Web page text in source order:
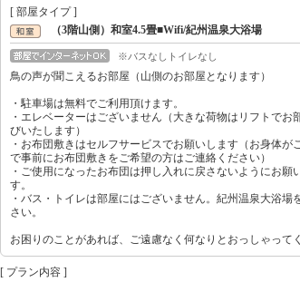
[ 部屋タイプ ]
（3階山側）和室4.5畳■Wifi/紀州温泉大浴場
※バスなしトイレなし
鳥の声が聞こえるお部屋（山側のお部屋となります）
・駐車場は無料でご利用頂けます。
・エレベーターはございません（大きな荷物はリフトでお
びいたします）
・お布団敷きはセルフサービスでお願いします（お身体が
で事前にお布団敷きをご希望の方はご連絡ください）
・ご使用になったお布団は押し入れに戻さないようにお願
す。
・バス・トイレは部屋にはございません。紀州温泉大浴場
さい。
お困りのことがあれば、ご遠慮なく何なりとおっしゃって
[ プラン内容 ]